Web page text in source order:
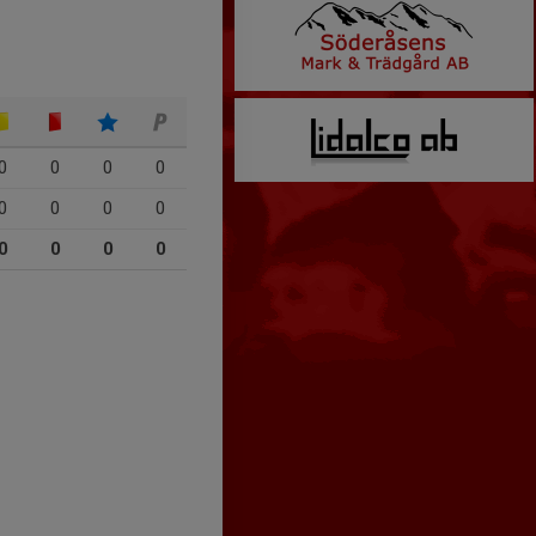
0 0
0
0 0
0
0 0 0 0